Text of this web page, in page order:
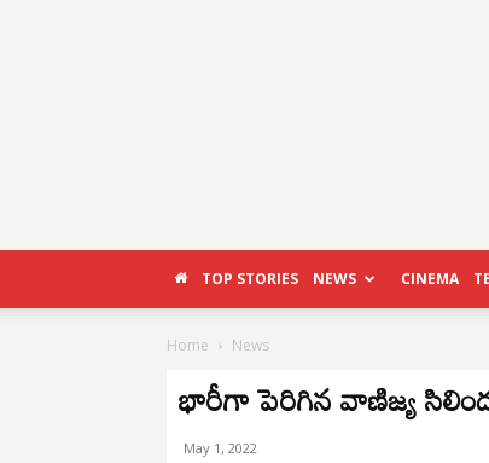
TOP STORIES NEWS CINEMA
Home News
భారీగా పెరిగిన వాణిజ్య
May 1, 2022